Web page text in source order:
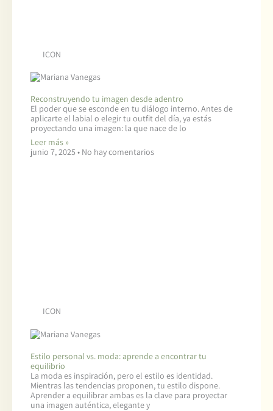
ICON
Reconstruyendo tu imagen desde adentro
El poder que se esconde en tu diálogo interno. Antes de
aplicarte el labial o elegir tu outfit del día, ya estás
proyectando una imagen: la que nace de lo
Leer más »
junio 7, 2025
No hay comentarios
ICON
Estilo personal vs. moda: aprende a encontrar tu
equilibrio
La moda es inspiración, pero el estilo es identidad.
Mientras las tendencias proponen, tu estilo dispone.
Aprender a equilibrar ambas es la clave para proyectar
una imagen auténtica, elegante y